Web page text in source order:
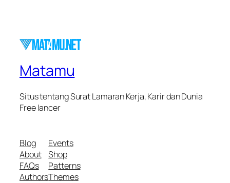
Matamu
Situs tentang Surat Lamaran Kerja, Karir dan Dunia
Free lancer
Blog
About
FAQs
Authors
Events
Shop
Patterns
Themes